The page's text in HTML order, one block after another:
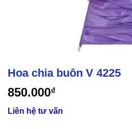
Hoa chia buôn V 4225
850.000₫
Liên hệ tư vấn